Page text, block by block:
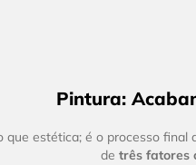
Pintura:
estética; é o processo
de três fatores